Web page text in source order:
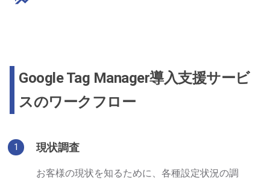
Google Tag Manager導入支援サービ
スのワークフロー
1 現状調査
お客様の現状を知るために、各種設定状況の調